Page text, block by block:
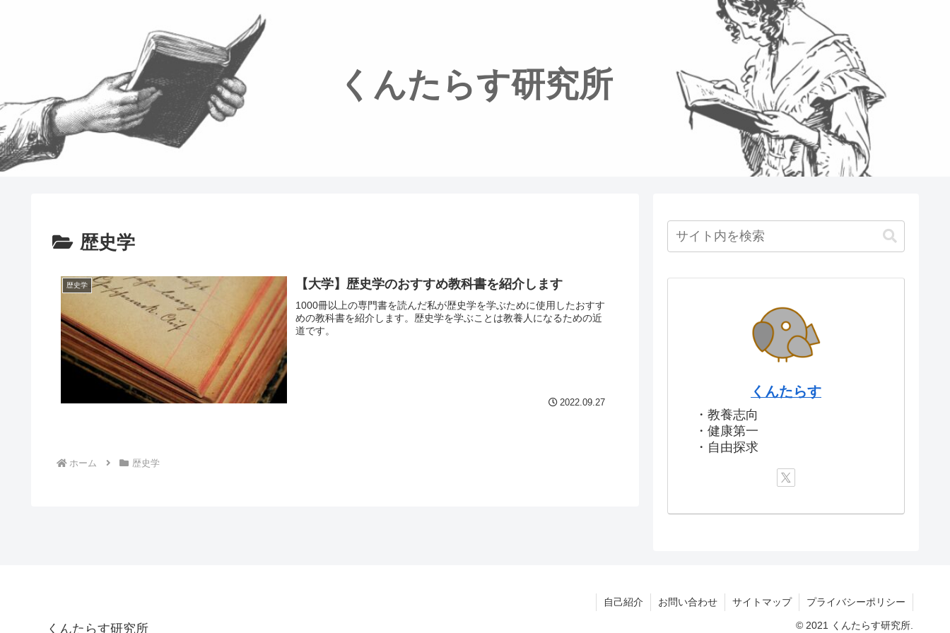
くんたらす研究所
歴史学
歴史学 【大学】歴史学のおすすめ教科書を紹介します
1000冊以上の専門書を読んだ私が歴史学を学ぶために使用したおすす
めの教科書を紹介します。歴史学を学ぶことは教養人になるための近
道です。
2022.09.27
ホーム 歴史学
くんたらす
・教養志向
・健康第一
・自由探求
くんたらす研究所
自己紹介 お問い合わせ サイトマップ プライバシーポリシー
© 2021 くんたらす研究所.